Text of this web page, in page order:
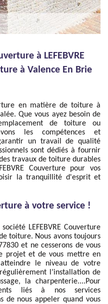
à LEFEBVRE
à Valence En Brie
en matière de toiture à
Que vous ayez besoin de
de toiture ou
les compétences et
un travail de qualité
sont dédiés à fournir
travaux de toiture durables
Couverture pour vos
la tranquillité d'esprit et
à votre service !
LEFEBVRE Couverture
toiture. Nous avons toujours
et ne cesserons de vous
projet et de vous mettre en
le niveau de votre
l’installation de
la charpenterie....Pour
liés à nos services
de nous appeler quand vous